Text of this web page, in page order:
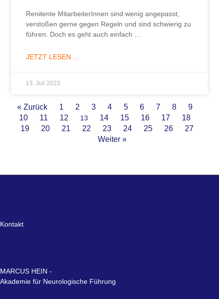
Renitente MitarbeiterInnen sind wenig angepasst,
verstoßen gerne gegen Regeln und sind schwierig zu
führen. Doch es geht auch einfach …
JETZT LESEN ...
13. Juli 2023
« Zurück 1 2 3 4 5 6 7 8
9
10
11 12 13 14 15 16 17
18
19
20 21 22 23 24 25 26
27
Weiter »
Kontakt
MARCUS HEIN -
Akademie für Neurologische Führung